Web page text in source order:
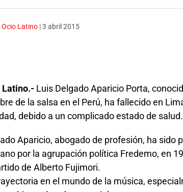
Ocio Latino |3 abril 2015
Latino.- Luis Delgado Aparicio Porta,
de la salsa en el Perú, ha fallecido en
debido a un complicado estado de salud.
Aparicio, abogado de profesión, ha sido
por la agrupación política Fredemo, en
de Alberto Fujimori.
en el mundo de la música,